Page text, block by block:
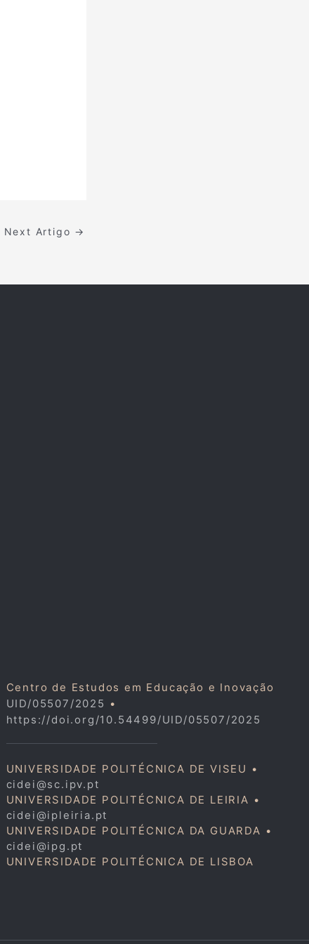
Next Artigo →
Centro de Estudos em Educação e Inovação
UID/05507/2025 •
https://doi.org/10.54499/UID/05507/2025
UNIVERSIDADE POLITÉCNICA DE VISEU •
cidei@sc.ipv.pt
UNIVERSIDADE POLITÉCNICA DE LEIRIA •
cidei@ipleiria.pt
UNIVERSIDADE POLITÉCNICA DA GUARDA •
cidei@ipg.pt
UNIVERSIDADE POLITÉCNICA DE LISBOA